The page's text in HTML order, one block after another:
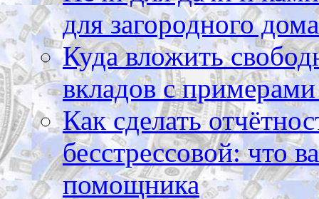
для загородного дома
Куда вложить
вкладов с
Как сделать
бесстрессовой: что
помощника